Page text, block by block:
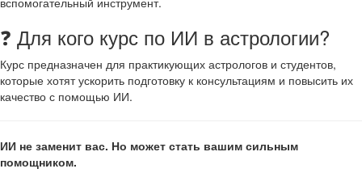
❓ Для кого курс по ИИ в астрологии?
Курс предназначен для практикующих астрологов и студентов,
которые хотят ускорить подготовку к консультациям и повысить их
качество с помощью ИИ.
ИИ не заменит вас. Но может стать вашим сильным
помощником.